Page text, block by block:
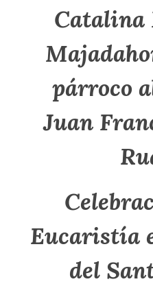
párroco
Juan
Eucaristía
del